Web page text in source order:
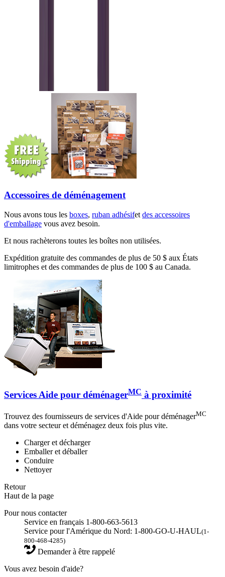
Accessoires de déménagement
Nous avons tous les boxes, ruban adhésifet des accessoires
d'emballage vous avez besoin.
Et nous rachèterons toutes les boîtes non utilisées.
Expédition gratuite des commandes de plus de 50 $ aux États
limitrophes et des commandes de plus de 100 $ au Canada.
Services Aide pour déménagerMC à proximité
Trouvez des fournisseurs de services d'Aide pour déménagerMC
dans votre secteur et déménagez deux fois plus vite.
Charger et décharger
Emballer et déballer
Conduire
Nettoyer
Retour
Haut de la page
Pour nous contacter
Service en français 1-800-663-5613
Service pour l'Amérique du Nord: 1-800-GO-U-HAUL(1-
800-468-4285)
Demander à être rappelé
Vous avez besoin d'aide?